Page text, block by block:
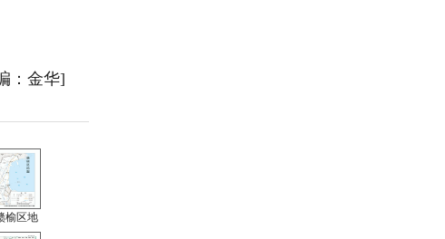
：金华]
榆区地